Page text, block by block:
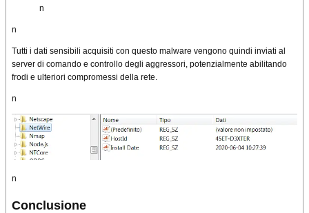
n
n
Tutti i dati sensibili acquisiti con questo malware vengono quindi inviati al
server di comando e controllo degli aggressori, potenzialmente abilitando
frodi e ulteriori compromessi della rete.
n
n
Conclusione